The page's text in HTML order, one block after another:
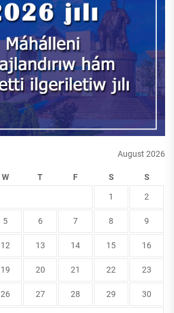
August 2026
W T F S S
1 2
5 6 7 8 9
12 13 14 15 16
19 20 21 22 23
26 27 28 29 30